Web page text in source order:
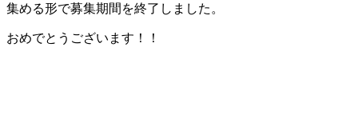
集める形で募集期間を終了しました。
おめでとうございます！！